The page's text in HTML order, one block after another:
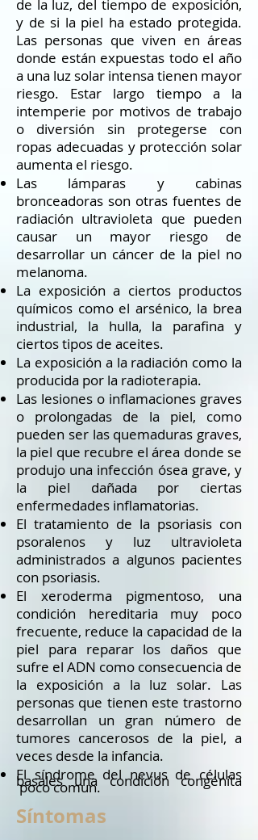
de la luz, del tiempo de exposición,
y de si la piel ha estado protegida.
Las personas que viven en áreas
donde están expuestas todo el año
a una luz solar intensa tienen mayor
riesgo. Estar largo tiempo a la
intemperie por motivos de trabajo
o diversión sin protegerse con
ropas adecuadas y protección solar
aumenta el riesgo.
Las lámparas y cabinas
bronceadoras son otras fuentes de
radiación ultravioleta que pueden
causar un mayor riesgo de
desarrollar un cáncer de la piel no
melanoma.
La exposición a ciertos productos
químicos como el arsénico, la brea
industrial, la hulla, la parafina y
ciertos tipos de aceites.
La exposición a la radiación como la
producida por la radioterapia.
Las lesiones o inflamaciones graves
o prolongadas de la piel, como
pueden ser las quemaduras graves,
la piel que recubre el área donde se
produjo una infección ósea grave, y
la piel dañada por ciertas
enfermedades inflamatorias.
El tratamiento de la psoriasis con
psoralenos y luz ultravioleta
administrados a algunos pacientes
con psoriasis.
El xeroderma pigmentoso, una
condición hereditaria muy poco
frecuente, reduce la capacidad de la
piel para reparar los daños que
sufre el ADN como consecuencia de
la exposición a la luz solar. Las
personas que tienen este trastorno
desarrollan un gran número de
tumores cancerosos de la piel, a
veces desde la infancia.
El síndrome del nevus de células
basales una condición congénita
poco comun.
Síntomas